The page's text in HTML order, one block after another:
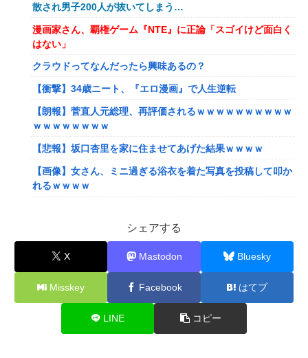
散され男子200人が抜いてしまう…
漫画家さん、覇権ゲーム『NTE』に正論「スゴイけど面白く
はない」
クラウドってなんだったら興味あるの？
【衝撃】34歳ニート、『エロ漫画』で人生逆転
【朗報】菅直人元総理、再評価されるｗｗｗｗｗｗｗｗｗｗ
ｗｗｗｗｗｗｗｗ
【悲報】坂口杏里を家に住ませてあげた結果ｗｗｗｗ
【画像】女さん、ミニ過ぎる浴衣を着た写真を投稿して叩か
れるｗｗｗｗ
ュースで見たわ」→結果wwwwwwww
【画像】20年前のAV、キチガイすぎるwwwwww
管理会社から厳重注意されてお気持ち表明ｗｗｗ
【悲報】粗品、永久追放ｗｗｗｗｗｗｗｗｗｗｗｗｗｗｗ
シェアする
X Mastodon Bluesky
Misskey Facebook はてブ
LINE コピー